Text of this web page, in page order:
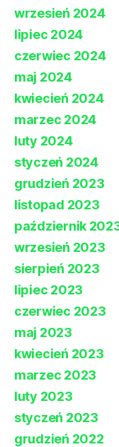
wrzesień 2024
lipiec 2024
czerwiec 2024
maj 2024
kwiecień 2024
marzec 2024
luty 2024
styczeń 2024
grudzień 2023
listopad 2023
październik
wrzesień 2023
sierpień 2023
lipiec 2023
czerwiec 2023
maj 2023
kwiecień 2023
marzec 2023
luty 2023
styczeń 2023
grudzień 2022